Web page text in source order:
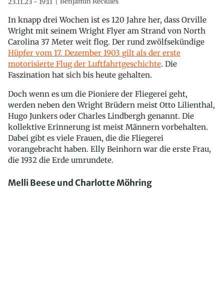
In knapp drei Wochen ist es 120 Jahre her, dass Orville
Wright mit seinem Wright Flyer am Strand von North
Carolina 37 Meter weit flog. Der rund zwölfsekündige
Hüpfer vom 17. Dezember 1903 gilt als der erste
motorisierte Flug der Luftfahrtgeschichte. Die
Faszination hat sich bis heute gehalten.
Doch wenn es um die Pioniere der Fliegerei geht,
werden neben den Wright Brüdern meist Otto Lilienthal,
Hugo Junkers oder Charles Lindbergh genannt. Die
kollektive Erinnerung ist meist Männern vorbehalten.
Dabei gibt es viele Frauen, die die Fliegerei
vorangebracht haben. Elly Beinhorn war die erste Frau,
die 1932 die Erde umrundete.
Melli Beese und Charlotte Möhring